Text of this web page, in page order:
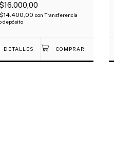
$16.000,00
con Transferencia
depósito
DETALLES